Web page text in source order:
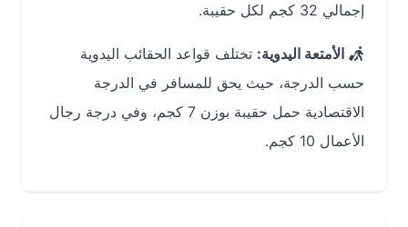
إجمالي 32 كجم لكل حقيبة.
الأمتعة اليدوية:تختلف قواعد الحقائب اليدوية
حسب الدرجة، حيث يحق للمسافر في الدرجة
الاقتصادية حمل حقيبة بوزن 7 كجم، وفي درجة رجال
الأعمال 10 كجم.